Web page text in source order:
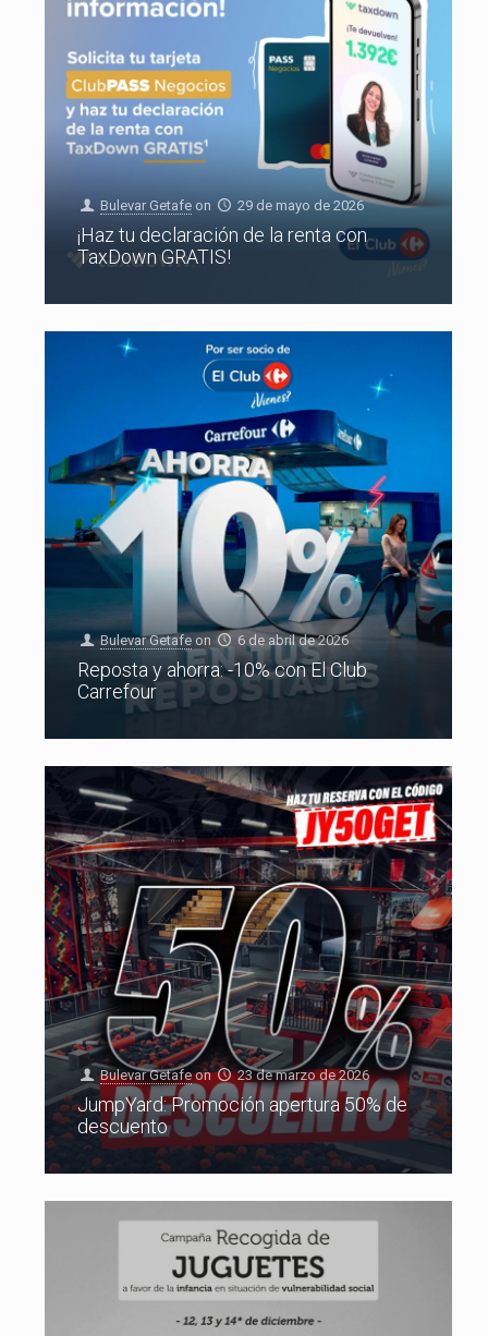
Bulevar Getafe on 29 de mayo de 2026
¡Haz tu declaración de la renta con
TaxDown GRATIS!
Bulevar Getafe on 6 de abril de 2026
Reposta y ahorra: -10% con El Club
Carrefour
Bulevar Getafe on 23 de marzo de 2026
JumpYard: Promoción apertura 50% de
descuento